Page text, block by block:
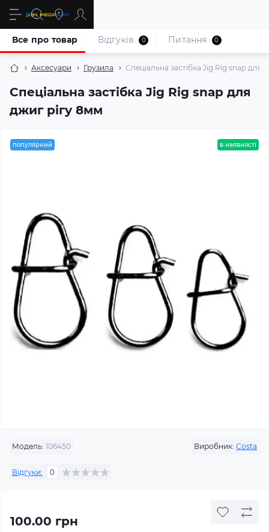
Аксесуари Грузила Спеціальна застібка Jig Rig snap для
Спеціальна застібка Jig Rig snap для
джиг рігу 8мм
Все про товар Відгуків 0 Питання 0
популярний в наявності
Модель: 106450 Виробник: Costa
Відгуки: 0
100.00 грн